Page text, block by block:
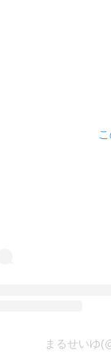
まるせいゆ